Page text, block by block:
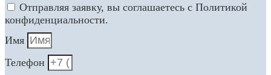
Отправляя заявку, вы соглашаетесь с Политикой
конфиденциальности.
Имя
Телефон